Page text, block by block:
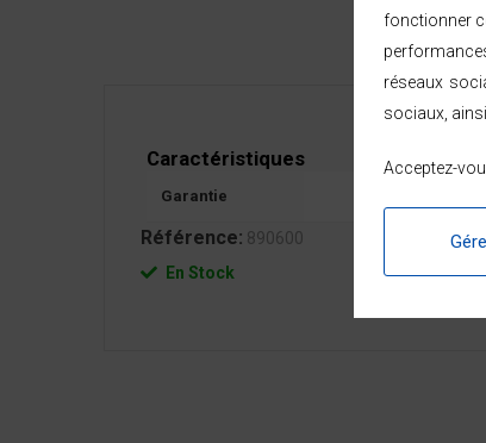
Caractéristiques
Garantie
Référence: 890600
En Stock
fonctionner
réseaux
sociaux,
Acceptez-